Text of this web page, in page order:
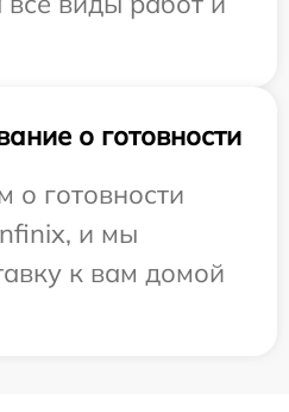
о готовности
готовности
и мы
к вам домой